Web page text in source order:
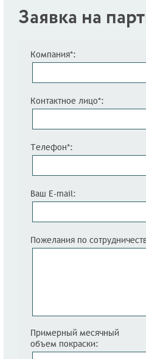
Заявка на
Компания*:
Контактное лицо*:
Телефон*:
Ваш E-mail:
Пожелания по
Примерный месячный
объем покраски: